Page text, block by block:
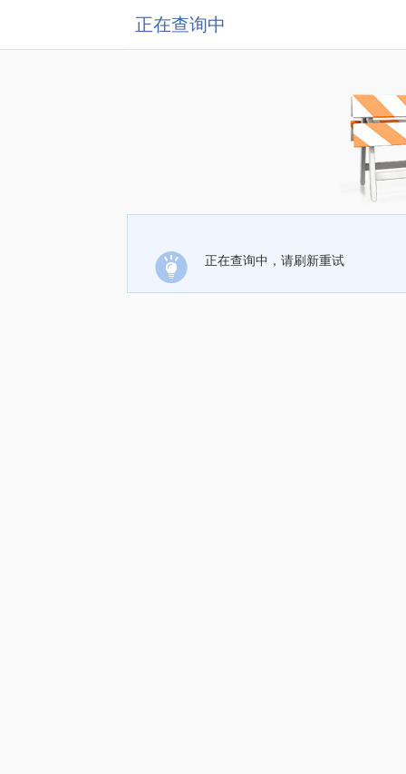
正在查询中
正在查询中，请刷新重试